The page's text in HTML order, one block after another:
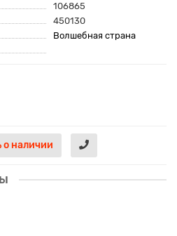
106865
450130
Волшебная страна
о наличии